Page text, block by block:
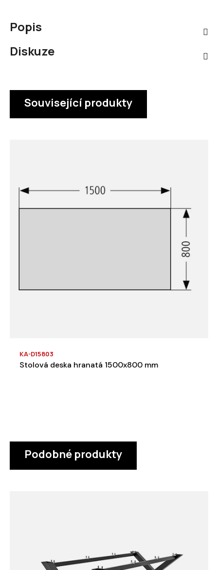
Popis
Diskuze
Související produkty
KA-D15803
Stolová deska hranatá 1500x800 mm
Podobné produkty